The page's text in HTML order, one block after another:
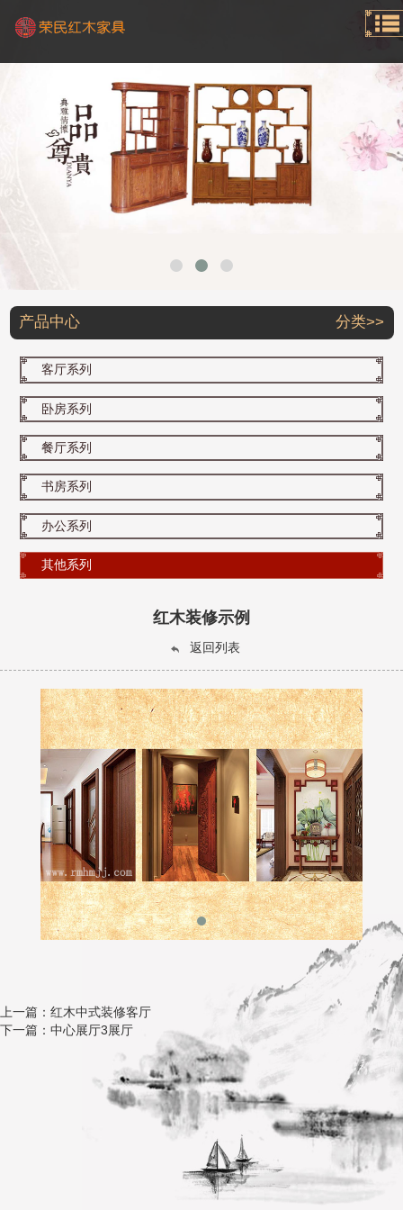
产品中心 分类>>
客厅系列
卧房系列
餐厅系列
书房系列
办公系列
其他系列
红木装修示例
返回列表
上一篇：红木中式装修客厅
下一篇：中心展厅3展厅